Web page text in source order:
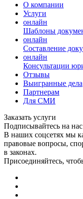
О компании
Услуги
онлайн
Шаблоны
онлайн
Составление
онлайн
Консультации
Отзывы
Выигранные дела
Партнерам
Для СМИ
Заказать услуги
Подписывайтесь на нас
В наших соцсетях мы
правовые вопросы,
в законах.
Присоединяйтесь,